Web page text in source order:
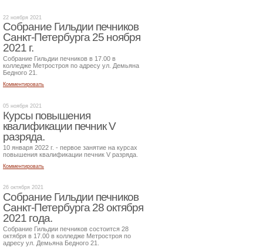
22 ноября 2021
Собрание Гильдии печников
Санкт-Петербурга 25 ноября
2021 г.
Собрание Гильдии печников в 17.00 в
колледже Метростроя по адресу ул. Демьяна
Бедного 21.
Комментировать
05 ноября 2021
Курсы повышения
квалификации печник V
разряда.
10 января 2022 г. - первое занятие на курсах
повышения квалификации печник V разряда.
Комментировать
26 октября 2021
Собрание Гильдии печников
Санкт-Петербурга 28 октября
2021 года.
Собрание Гильдии печников состоится 28
октября в 17.00 в колледже Метростроя по
адресу ул. Демьяна Бедного 21.